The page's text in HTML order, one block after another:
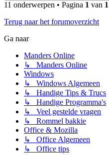
11 onderwerpen • Pagina 1 van 1
Terug naar het forumoverzicht
Ga naar
Manders Online
↳ Manders Online
Windows
↳ Windows Algemeen
↳ Handige Tips & Trucs
↳ Handige Programma's
↳ Veel gestelde vragen
↳ Rommel bakkie
Office & Mozilla
↳ Office Algemeen
↳ Office tips